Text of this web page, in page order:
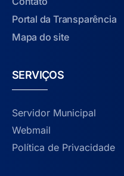
Portal da Transparência
Mapa do site
SERVIÇOS
Servidor Municipal
Webmail
Política de Privacidade